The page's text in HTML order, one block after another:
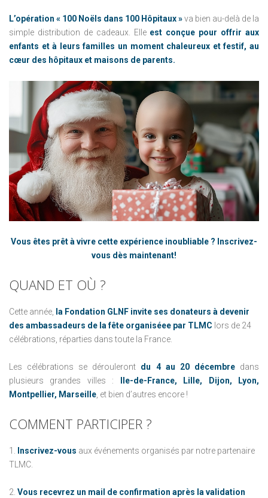
L’opération « 100 Noëls dans 100 Hôpitaux »va bien au-delà de la
simple distribution de cadeaux. Elle est conçue pour offrir aux
enfants et à leurs familles un moment chaleureux et festif, au
cœur des hôpitaux et maisons de parents.
Vous êtes prêt à vivre cette expérience inoubliable ? Inscrivez-
vous dès maintenant!
QUAND ET OÙ ?
Cette année, la Fondation GLNF invite ses donateurs à devenir
des ambassadeurs de la fête organiséee par TLMC lors de 24
célébrations, réparties dans toute la France.
Les célébrations se dérouleront du 4 au 20 décembredans
plusieurs grandes villes :
Ile-de-France, Lille, Dijon, Lyon,
Montpellier, Marseille, et bien d’autres encore !
COMMENT PARTICIPER ?
1. Inscrivez-vous aux événements organisés par notre partenaire
TLMC.
2. Vous recevrez un mail de confirmation après la validation